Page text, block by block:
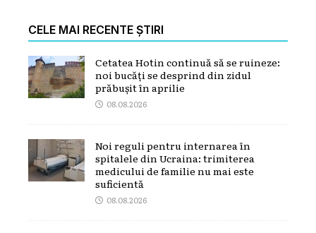
CELE MAI RECENTE ȘTIRI
Cetatea Hotin continuă să se ruineze:
noi bucăți se desprind din zidul
prăbușit în aprilie
08.08.2026
Noi reguli pentru internarea în
spitalele din Ucraina: trimiterea
medicului de familie nu mai este
suficientă
08.08.2026